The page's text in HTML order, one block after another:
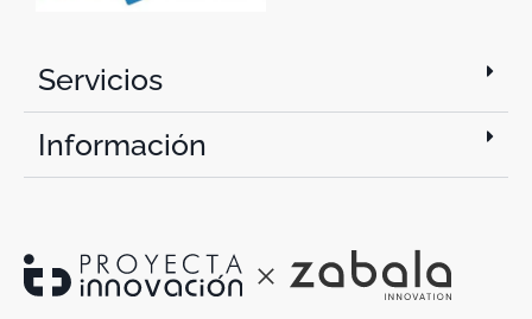
Servicios
Información